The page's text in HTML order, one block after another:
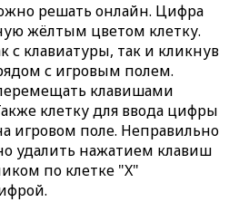
решать онлайн. Цифра
жёлтым цветом клетку.
с клавиатуры, так и кликнув
с игровым полем.
клавишами
клетку для ввода цифры
игровом поле. Неправильно
удалить нажатием клавиш
по клетке "X"